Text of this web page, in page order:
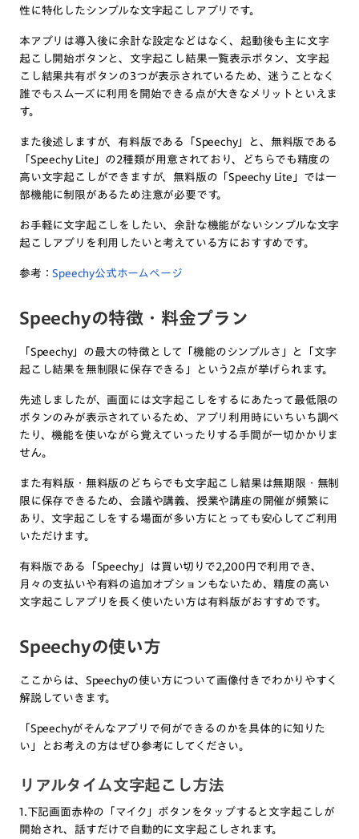
性に特化したシンプルな文字起こしアプリです。
本アプリは導入後に余計な設定などはなく、起動後も主に文字
起こし開始ボタンと、文字起こし結果一覧表示ボタン、文字起
こし結果共有ボタンの3つが表示されているため、迷うことなく
誰でもスムーズに利用を開始できる点が大きなメリットといえま
す。
また後述しますが、有料版である「Speechy」と、無料版である
「Speechy Lite」の2種類が用意されており、どちらでも精度の
高い文字起こしができますが、無料版の「Speechy Lite」では一
部機能に制限があるため注意が必要です。
お手軽に文字起こしをしたい、余計な機能がないシンプルな文字
起こしアプリを利用したいと考えている方におすすめです。
参考：Speechy公式ホームページ
Speechyの特徴・料金プラン
「Speechy」の最大の特徴として「機能のシンプルさ」と「文字
起こし結果を無制限に保存できる」という2点が挙げられます。
先述しましたが、画面には文字起こしをするにあたって最低限の
ボタンのみが表示されているため、アプリ利用時にいちいち調べ
たり、機能を使いながら覚えていったりする手間が一切かかりま
せん。
また有料版・無料版のどちらでも文字起こし結果は無期限・無制
限に保存できるため、会議や講義、授業や講座の開催が頻繁に
あり、文字起こしをする場面が多い方にとっても安心してご利用
いただけます。
有料版である「Speechy」は買い切りで2,200円で利用でき、
月々の支払いや有料の追加オプションもないため、精度の高い
文字起こしアプリを長く使いたい方は有料版がおすすめです。
Speechyの使い方
ここからは、Speechyの使い方について画像付きでわかりやすく
解説していきます。
「Speechyがそんなアプリで何ができるのかを具体的に知りた
い」とお考えの方はぜひ参考にしてください。
リアルタイム文字起こし方法
1.下記画面赤枠の「マイク」ボタンをタップすると文字起こしが
開始され、話すだけで自動的に文字起こしされます。